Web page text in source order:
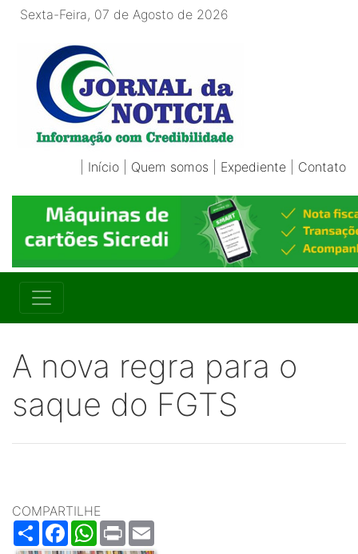
Sexta-Feira, 07 de Agosto de 2026
Início Quem somos Expediente Contato
A nova regra para o
saque do FGTS
COMPARTILHE
ShareFacebookWhatsApp
Print